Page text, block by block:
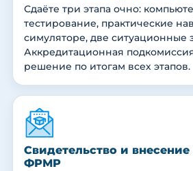
Сдаёте три этапа очно:
тестирование, практические
симуляторе, две ситуационные
Аккредитационная
решение по итогам всех этапов.
Свидетельство и внесение
ФРМР